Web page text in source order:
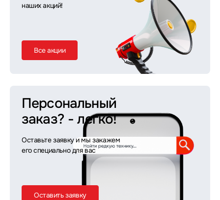
наших акций!
Все акции
Персональный
заказ? - легко!
Оставьте заявку и мы закажем
его специально для вас
Оставить заявку